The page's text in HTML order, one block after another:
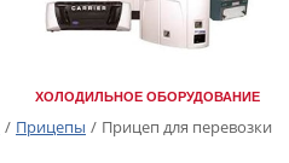
ХОЛОДИЛЬНОЕ ОБОРУДОВАНИЕ
/ Прицепы / Прицеп для перевозки